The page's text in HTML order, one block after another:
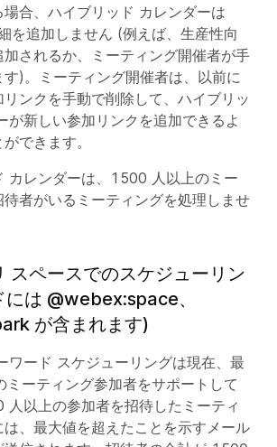
合、ハイブリッド カレンダーは
を追加しません (例えば、生産性向
されるか、ミーティング開催者が手
)。ミーティング開催者は、以前に
ンクを手動で削除して、ハイブリッ
が新しい参加リンクを追加できるよ
できます。
カレンダーは、1500 人以上のミー
待者がいるミーティングを処理しませ
スペースでのスケジューリン
は @webex:space、
が含まれます)
ワード スケジューリングは現在、最
ーティング参加者をサポートして
人以上の参加者を招待したミーティ
は、最大値を超えたことを示すメール